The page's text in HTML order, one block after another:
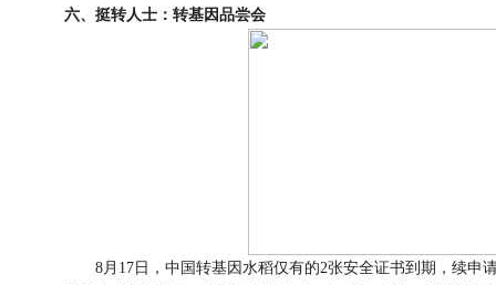
六、挺转人士：转基因品尝会
8月17日，中国转基因水稻仅有的2张安全证书到期，续申